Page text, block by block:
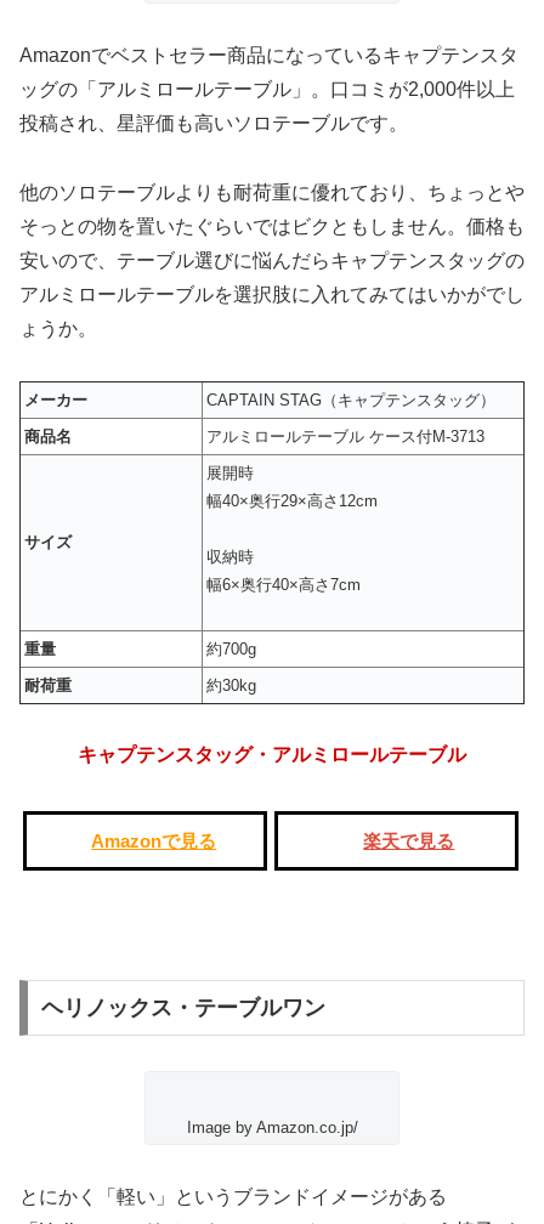
Amazonでベストセラー商品になっているキャプテンスタ
ッグの 「アルミロールテーブル」
。口コミが2,000件以上
投稿され、星評価も高いソロテーブルです。
他のソロテーブルよりも耐荷重に優れており、ちょっとや
そっとの物を置いたぐらいではビクともしません。価格も
安いので、テーブル選びに悩んだらキャプテンスタッグの
アルミロールテーブルを選択肢に入れてみてはいかがでし
ょうか。
メーカー
CAPTAIN STAG（キャプテンスタッグ）
商品名
アルミロールテーブル ケース付M-3713
サイズ
展開時
幅40×奥行29×高さ12cm
収納時
幅6×奥行40×高さ7cm
重量
約700g
耐荷重
約30kg
キャプテンスタッグ・アルミロールテーブル
Amazonで見る 楽天で見る
ヘリノックス・テーブルワン
Image by Amazon.co.jp/
とにかく「軽い」というブランドイメージがある